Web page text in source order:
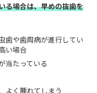
る場合は、早めの抜歯を
歯や歯周病が進行してい
い場合
当たっている
よく腫れてしまう